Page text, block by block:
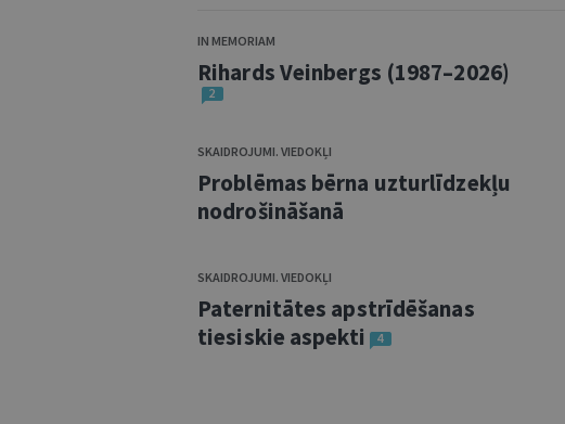
IN MEMORIAM
Rihards Veinbergs (1987–2026)
2
SKAIDROJUMI. VIEDOKĻI
Problēmas bērna uzturlīdzekļu
nodrošināšanā
SKAIDROJUMI. VIEDOKĻI
Paternitātes apstrīdēšanas
tiesiskie aspekti
4